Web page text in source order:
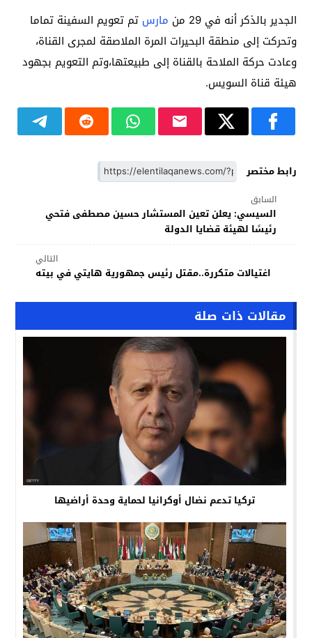
الجدير بالذكر أنه في 29 من
مارس تم تعويم السفينة تماما
وتحركت إلى منطقة البحيرات المرة الملاصقة لمجرى القناة،
وعادت حركة الملاحة بالقناة إلى طبيعتها،وتم التعويم بجهود
هيئة قناة السويس.
رابط مختصر
السابق
السيسي: يعلن تعين المستشار حسين مصطفى فتحي
رئيسًا لهيئة قضايا الدولة
التالي
اغتيالات متكررة..مقتل رئيس جمهورية هايتي في بيته
مقالات ذات صلة
تركيا تدعم نضال أوكرانيا لحماية وحدة أراضيها